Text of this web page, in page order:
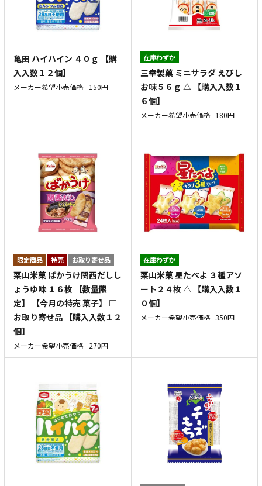
亀田 ハイハイン ４０ｇ 【購
入入数１２個】
メーカー希望小売価格 150円
在庫わずか
三幸製菓 ミニサラダ えびし
お味５６ｇ △ 【購入入数１
６個】
メーカー希望小売価格 180円
特売 お取り寄せ品
栗山米菓 ばかうけ関西だしし
ょうゆ味 １６枚 【数量限
定】 【今月の特売 菓子】 □
お取り寄せ品 【購入入数１２
個】
メーカー希望小売価格 270円
在庫わずか
栗山米菓 星たべよ ３種アソ
ート２４枚 △ 【購入入数１
０個】
メーカー希望小売価格 350円